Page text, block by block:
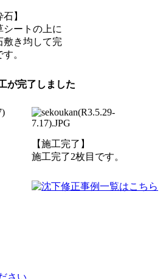
石】
シートの上に
敷き均して完
。
【施工完了】
施工完了2枚目です。
さい